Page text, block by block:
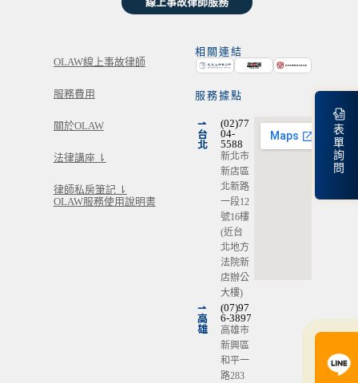
表
單
詢
問
OLAW線上事故律師
服務費用
關於OLAW
法律講座 ⇂
律師私房筆記 ⇂
OLAW服務使用說明書
相關連結
服務據點
⇀
台
北
(02)77
04-
5588
新北市
新店區
北新路
一段12
號16樓
(近台
北地方
法院新
店辦公
大樓)
⇀
高
雄
(07)97
6-3897
高雄市
新興區
和平一
路283